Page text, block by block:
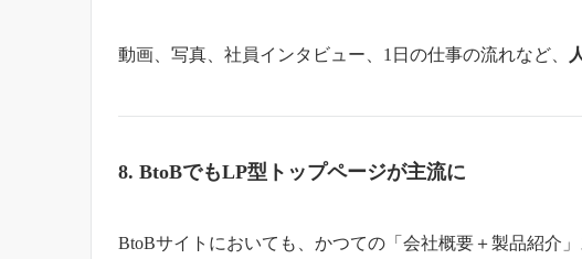
動画、写真、社員インタビュー、1日の仕事の流れなど、
8. BtoBでもLP型トップページが主流に
BtoBサイトにおいても、かつての「会社概要＋製品紹介